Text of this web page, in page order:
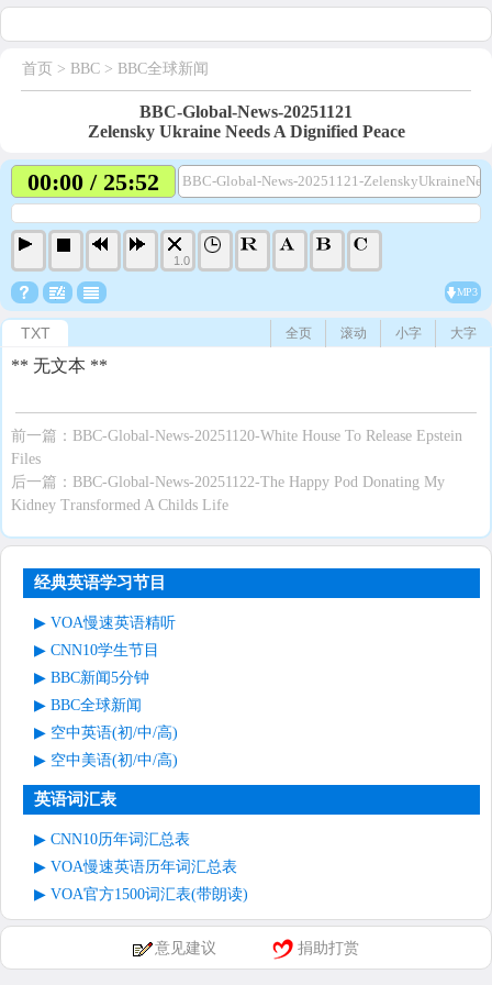
首页 > BBC > BBC全球新闻
BBC-Global-News-20251121
Zelensky Ukraine Needs A Dignified Peace
00:00 / 25:52 BBC-Global-News-20251121-
1.0
MP3
TXT 大字
小字
滚动
全页
** 无文本 **
前一篇： BBC-Global-News-20251120-White House To Release Epstein
Files
后一篇： BBC-Global-News-20251122-The Happy Pod Donating My
Kidney Transformed A Childs Life
经典英语学习节目
VOA慢速英语精听
CNN10学生节目
BBC新闻5分钟
BBC全球新闻
空中英语(初/中/高)
空中美语(初/中/高)
英语词汇表
CNN10历年词汇总表
VOA慢速英语历年词汇总表
VOA官方1500词汇表(带朗读)
意见建议 捐助打赏